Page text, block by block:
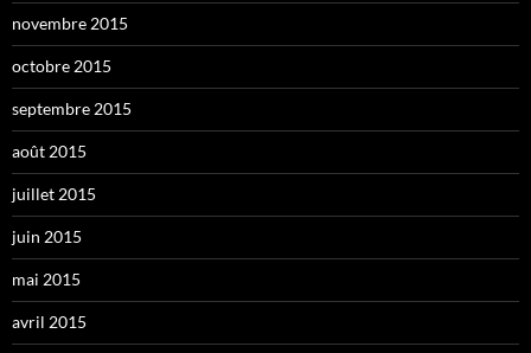
novembre 2015
octobre 2015
septembre 2015
août 2015
juillet 2015
juin 2015
mai 2015
avril 2015